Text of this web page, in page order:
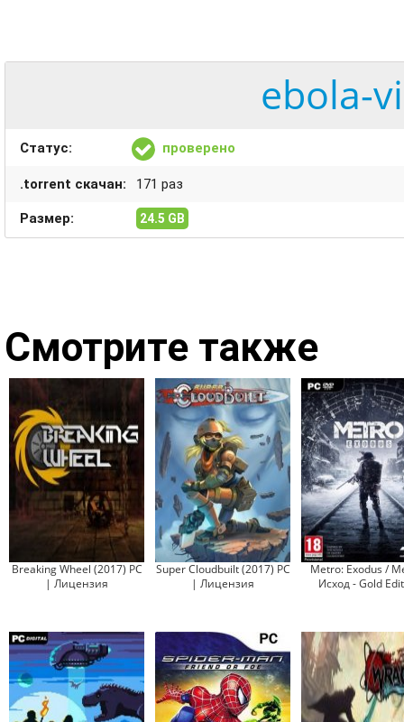
ebola-
Статус: проверено
.torrent скачан: 171 раз
Размер: 24.5 GB
Смотрите также
Breaking Wheel (2017) PC
| Лицензия
Super Cloudbuilt (2017) PC
| Лицензия
Metro: Exodus /
Исход - Gold